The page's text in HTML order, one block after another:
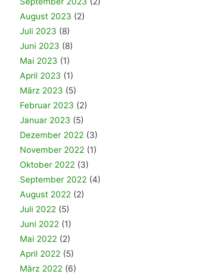
August 2023 (2)
Juli 2023 (8)
Juni 2023 (8)
Mai 2023 (1)
April 2023 (1)
März 2023 (5)
Februar 2023 (2)
Januar 2023 (5)
Dezember 2022 (3)
November 2022 (1)
Oktober 2022 (3)
September 2022 (4)
August 2022 (2)
Juli 2022 (5)
Juni 2022 (1)
Mai 2022 (2)
April 2022 (5)
März 2022 (6)